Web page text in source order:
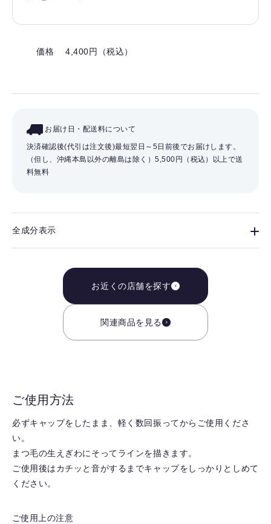
価格 4,400円（税込）
お届け日・配送料について
決済確認後(代引は注文後)最短翌日～5日前後でお届けします。
（但し、沖縄本島以外の離島は除く）5,500円（税込）以上で送
料無料
全成分表示
お近くの店舗を探す
関連商品を見る
ご使用方法
必ずキャップをしたまま、軽く数回振ってからご使用くださ
い。
まつ毛の生えぎわにそってラインを描きます。
ご使用後はカチッと音がするまでキャップをしっかりとしめて
ください。
ご使用上の注意